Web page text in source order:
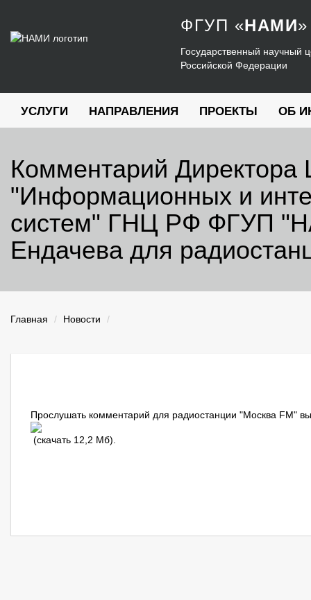
ФГУП «НАМИ»
Государственный научный
Российской Федерации
УСЛУГИ НАПРАВЛЕНИЯ ПРОЕКТЫ ОБ
Комментарий Директора
"Информационных и
систем" ГНЦ РФ ФГУП
Ендачева для
Главная Новости
Прослушать комментарий для радиостанции "Москва FM"
(скачать 12,2 Мб).